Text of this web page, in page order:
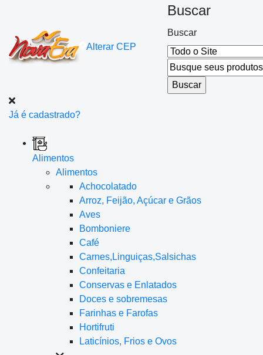
Alterar CEP
Buscar
Buscar
Já é cadastrado?
Alimentos
Alimentos
Achocolatado
Arroz, Feijão, Açúcar e Grãos
Aves
Bomboniere
Café
Carnes,Linguiças,Salsichas
Confeitaria
Conservas e Enlatados
Doces e sobremesas
Farinhas e Farofas
Hortifruti
Laticínios, Frios e Ovos